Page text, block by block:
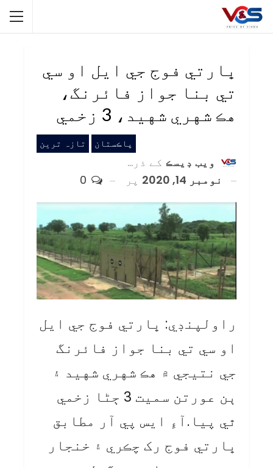
ڀارتي فوج جي ايل او سي
تي بنا جواز فائرنگ،
هڪ شهري شهيد، 3 زخمي
پاڪستان تازہ ترین
ويب ڊيسڪ کے ذریعہ
نومبر 14, 2020
پر
راولپنڊي: ڀارتي فوج جي ايل
او سي تي بنا جواز فائرنگ
جي نتيجي ۾ هڪ شهري شهيد ۽
ٻن عورتن سميت 3 ڄڻا زخمي
ٿي پيا.آءِ ايس پي آر مطابق
ڀارتي فوج رک چڪري ۽ خنجار